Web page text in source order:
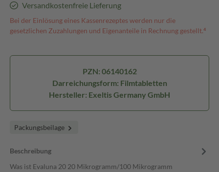
Versandkostenfreie Lieferung
Bei der Einlösung eines Kassenrezeptes werden nur die
gesetzlichen Zuzahlungen und Eigenanteile in Rechnung gestellt.⁴
PZN: 06140162
Darreichungsform: Filmtabletten
Hersteller: Exeltis Germany GmbH
Packungsbeilage
Beschreibung
Was ist Evaluna 20 20 Mikrogramm/100 Mikrogramm